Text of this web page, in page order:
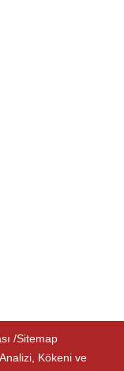
Sitemap
Kökeni ve